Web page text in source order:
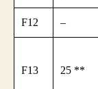
F12 –
F13 25 **